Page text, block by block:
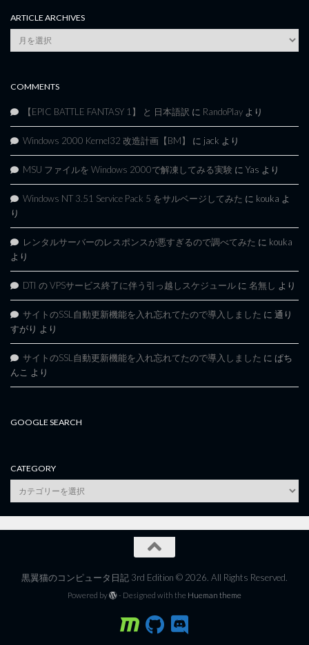
ARTICLE ARCHIVES
Article
Archives
COMMENTS
【EPIC BATTLE FANTASY 1】 と 日本語訳 に RandoPlay より
Windows 2000 Kernel32 改造計画【BM】 に jack より
MSU ファイルを Windows 2000で解凍してみる実験 に Yas より
Windows NT 3.51 Service Pack 5 をサルベージしてみた に kouka よ
り
レンタルサーバーのレスポンスが悪すぎるので調べてみた に kouka
より
DTI の VPSサービス終了に伴う引っ越しスケジュール に 名無し より
サイトのSSL自動更新機能を入れ忘れてたので導入しました に 通り
すがり より
サイトのSSL自動更新機能を入れ忘れてたので導入しました に ぱち
んこ より
GOOGLE SEARCH
CATEGORY
category
黒翼猫のコンピュータ日記 3rd Edition © 2026. All Rights Reserved.
Powered by - Designed with the Hueman theme